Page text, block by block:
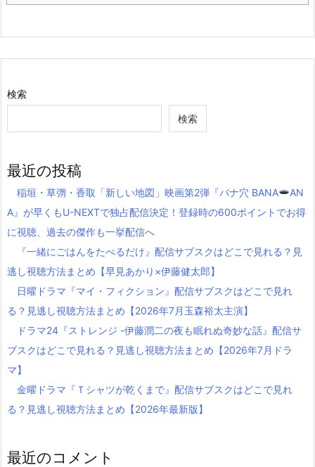
検索
検索
最近の投稿
稲垣・草彅・香取「新しい地図」映画第2弾『バナ穴 BANA
AN
A』が早くもU-NEXTで独占配信決定！登録時の600ポイントでお得
に視聴、過去の傑作も一挙配信へ
『一緒にごはんをたべるだけ』配信サブスクはどこで見れる？見
逃し視聴方法まとめ【早見あかり×伊藤健太郎】
日曜ドラマ『マイ・フィクション』配信サブスクはどこで見れ
る？見逃し視聴方法まとめ【2026年7月玉森裕太主演】
ドラマ24『ストレンジ -伊藤潤二の夜も眠れぬ奇妙な話』配信サ
ブスクはどこで見れる？見逃し視聴方法まとめ【2026年7月ドラ
マ】
金曜ドラマ『Ｔシャツが乾くまで』配信サブスクはどこで見れ
る？見逃し視聴方法まとめ【2026年最新版】
最近のコメント